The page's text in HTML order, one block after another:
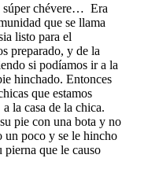
súper chévere… Era
que se llama
listo para el
preparado, y de la
si podíamos ir a la
hinchado. Entonces
que estamos
la casa de la chica.
pie con una bota y no
un poco y se le hincho
que le causo